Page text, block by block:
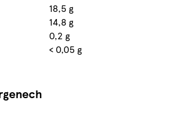
18,5 g
14,8 g
0,2 g
< 0,05 g